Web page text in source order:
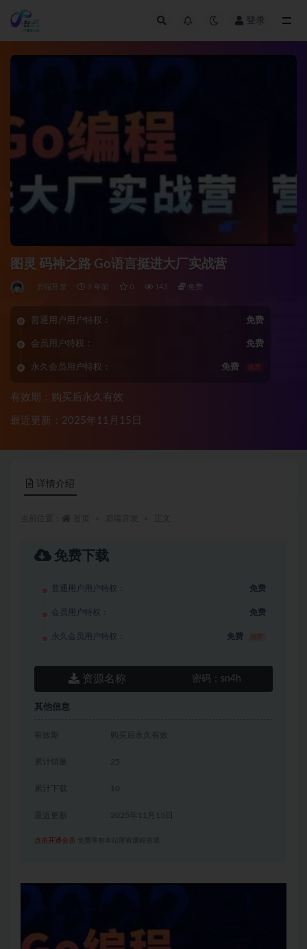
登录
图灵 码神之路 Go语言挺进大厂实战营
后端开发 3 年前 0 143 免费
普通用户用户特权： 免费
会员用户特权： 免费
永久会员用户特权： 免费 推荐
有效期：购买后永久有效
最近更新：2025年11月15日
详情介绍
免费下载
普通用户用户特权： 免费
会员用户特权： 免费
永久会员用户特权： 免费
资源名称 密码： sn4h
其他信息
有效期 购买后永久有效
累计销量 25
累计下载 10
2025年11月15日
点击开通会员 免费享有本站所有课程资源